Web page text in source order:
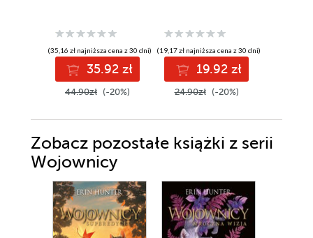
(35,16 zł najniższa cena z 30 dni)
35.92 zł
44.90zł (-20%)
(19,17 zł najniższa cena z 30 dni)
19.92 zł
24.90zł (-20%)
Zobacz pozostałe książki z serii
Wojownicy